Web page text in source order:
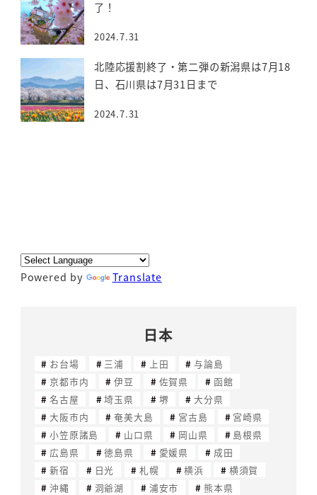
了！
2024.7.31
北陸応援割終了・第二弾の新潟県は7月18
日、石川県は7月31日まで
2024.7.31
Powered by Translate
日本
お台場 三浦 上田
与論島
京都市内
伊豆 佐賀県
函館
名古屋
埼玉県 堺
大分県
大阪市内
奄美大島 宮古島
宮崎県
小笠原諸島
山口県 岡山県
島根県
広島県
徳島県 愛媛県
成田
新宿
日光 札幌 横浜
横須賀
沖縄
洞爺湖 浦安市
熊本県